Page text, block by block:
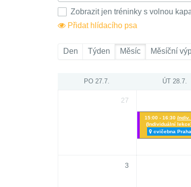
Zobrazit jen tréninky s volnou
Přidat hlídacího psa
Den Týden Měsíc Měsíční
PO 27.7. ÚT 28.7.
27
15:00 - 16:30
(Individuální
cvičebna
3